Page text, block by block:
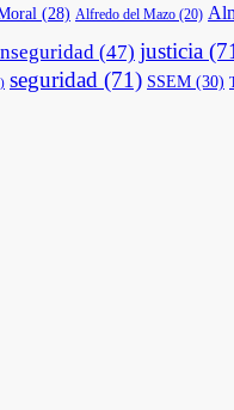
(28) Alfredo del Mazo (20)
(47) justicia
seguridad (71) SSEM (30)